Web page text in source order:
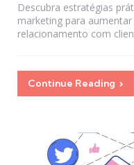
Descubra estratégias
marketing para
relacionamento com
Continue Reading